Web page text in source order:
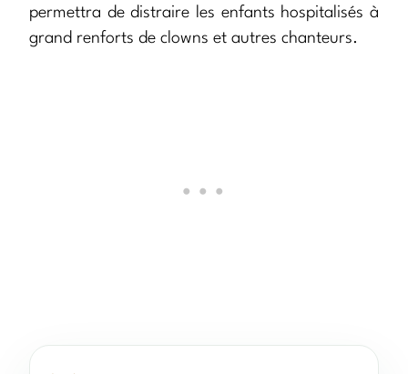
permettra de distraire les enfants hospitalisés à
grand renforts de clowns et autres chanteurs.